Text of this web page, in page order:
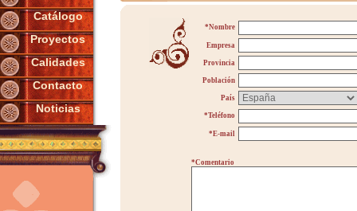
Catálogo
Proyectos
Calidades
Contacto
Noticias
*Nombre
Empresa
Provincia
Población
País
*Teléfono
*E-mail
*Comentario